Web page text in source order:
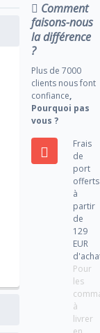
Comment
faisons-nous
la différence
?
Plus de 7000
clients nous font
confiance,
Pourquoi pas
vous ?
Frais
de
port
offerts
à
partir
de
129
EUR
Pour
les
à
livrer